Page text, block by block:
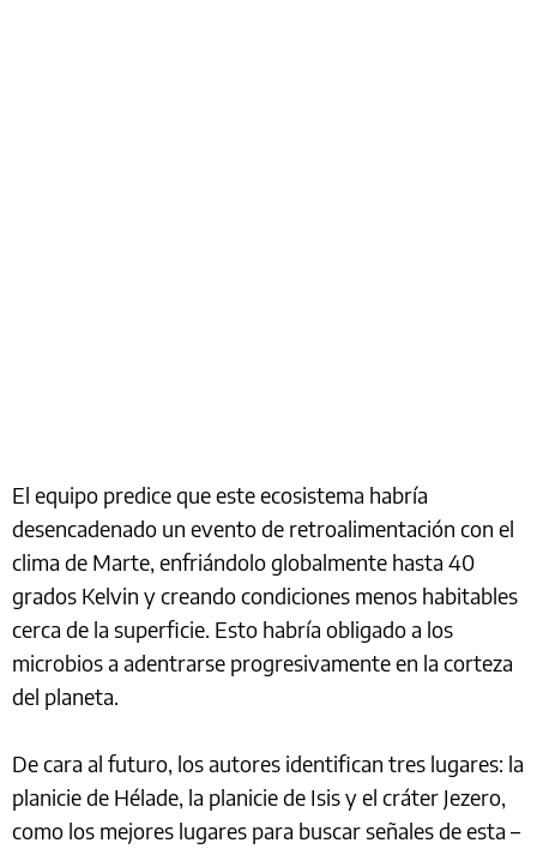
El equipo predice que este ecosistema habría
desencadenado un evento de retroalimentación con el
clima de Marte, enfriándolo globalmente hasta 40
grados Kelvin y creando condiciones menos habitables
cerca de la superficie. Esto habría obligado a los
microbios a adentrarse progresivamente en la corteza
del planeta.
De cara al futuro, los autores identifican tres lugares: la
planicie de Hélade, la planicie de Isis y el cráter Jezero,
como los mejores lugares para buscar señales de esta –